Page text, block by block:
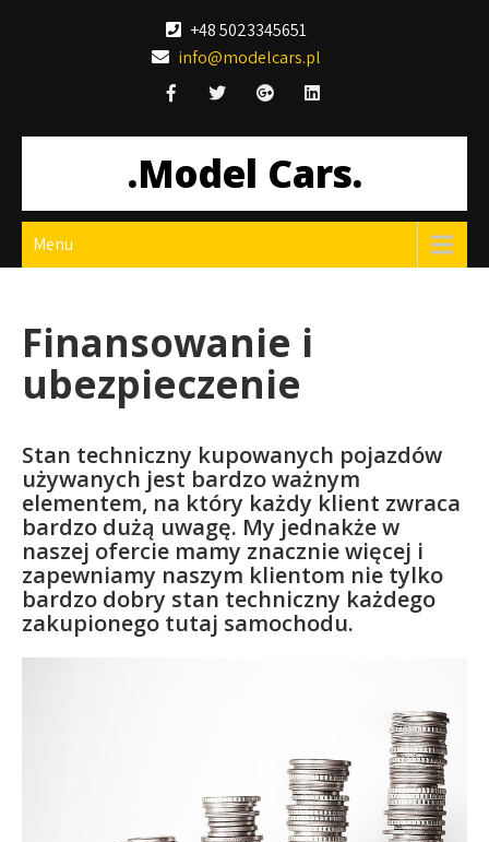
+48 5023345651
info@modelcars.pl
.Model Cars.
Menu
Finansowanie i
ubezpieczenie
Stan techniczny kupowanych pojazdów
używanych jest bardzo ważnym
elementem, na który każdy klient zwraca
bardzo dużą uwagę. My jednakże w
naszej ofercie mamy znacznie więcej i
zapewniamy naszym klientom nie tylko
bardzo dobry stan techniczny każdego
zakupionego tutaj samochodu.